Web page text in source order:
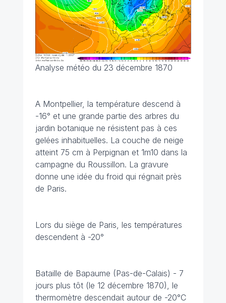
Analyse météo du 23 décembre 1870
A Montpellier, la température descend à
-16° et une grande partie des arbres du
jardin botanique ne résistent pas à ces
gelées inhabituelles. La couche de neige
atteint 75 cm à Perpignan et 1m10 dans la
campagne du Roussillon. La gravure
donne une idée du froid qui régnait près
de Paris.
Lors du siège de Paris, les températures
descendent à -20°
Bataille de Bapaume (Pas-de-Calais) - 7
jours plus tôt (le 12 décembre 1870), le
thermomètre descendait autour de -20°C